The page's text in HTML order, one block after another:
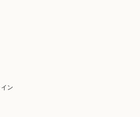
ン